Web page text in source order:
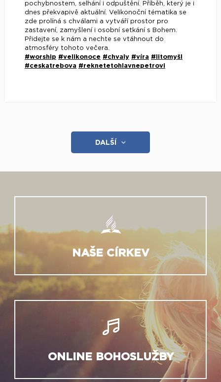
pochybnostem, selhání i odpuštění. Příběh, který je i
dnes překvapivě aktuální. Velikonoční tématika se
zde prolíná s chválami a vytváří prostor pro
zastavení, zamyšlení i osobní setkání s Bohem.
Přidejte se k nám a nechte se vtáhnout do
atmosféry tohoto večera.
#worship #velikonoce #chvaly #víra #litomyšl
#ceskatrebova #reknetetohlavnepetrovi
DALŠÍ
NAŠE CÍRKEV
ONLINE BOHOSLUŽBY